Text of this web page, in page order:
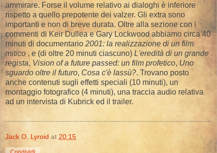
ammirare. Forse il volume relativo ai dialoghi è inferiore
rispetto a quello prepotente dei valzer. Gli extra sono
importanti e non di breve durata. Oltre alla sezione con i
commenti di Keir Dullea e Gary Lockwood abbiamo circa 40
minuti di documentario 2001: la realizzazione di un film
mitico , e (di oltre 20 minuti ciascuno) L'eredità di un grande
regista, Vision of a future passed: un film profetico, Uno
sguardo oltre il futuro, Cosa c'è lassù?. Trovano posto
anche contenuti sugli effetti speciali (10 minuti), un
montaggio fotografico (4 minuti), una traccia audio relativa
ad un intervista di Kubrick ed il trailer.
Jack O. Lyroid at 20:15